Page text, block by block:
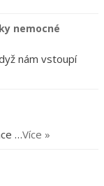
nemocné
nám vstoupí
…Více »